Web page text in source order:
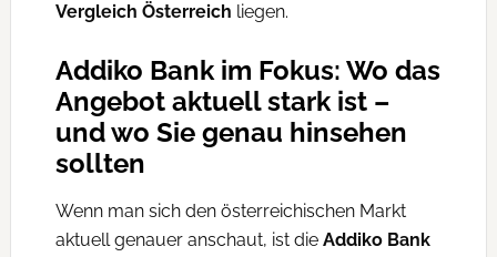
Vergleich Österreich liegen.
Addiko Bank im Fokus: Wo das
Angebot aktuell stark ist –
und wo Sie genau hinsehen
sollten
Wenn man sich den österreichischen Markt
aktuell genauer anschaut, ist die Addiko Bank